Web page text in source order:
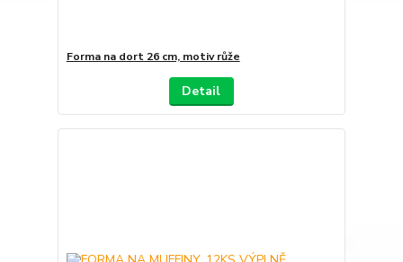
Forma na dort 26 cm, motiv růže
Detail